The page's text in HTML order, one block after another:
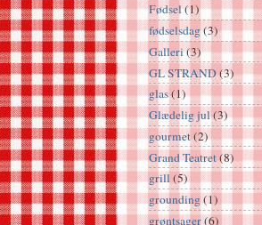
Fødsel(1)
fødselsdag(3)
Galleri(3)
GL STRAND(3)
glas(1)
Glædelig jul(3)
gourmet(2)
Grand Teatret(8)
grill(5)
grounding(1)
grøntsager(6)